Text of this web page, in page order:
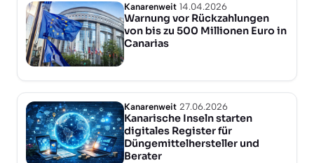
Kanarenweit 14.04.2026
Warnung vor Rückzahlungen
von bis zu 500 Millionen Euro in
Canarias
Kanarenweit 27.06.2026
Kanarische Inseln starten
digitales Register für
Düngemittelhersteller und
Berater